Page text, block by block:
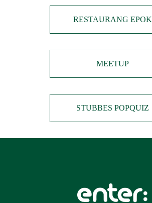
RESTAURANG EPOK
MEETUP
STUBBES POPQUIZ